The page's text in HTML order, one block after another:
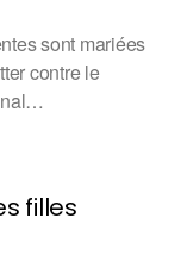
sont mariées
contre le
filles